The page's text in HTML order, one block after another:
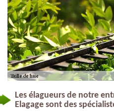
Les élagueurs de notre
Elagage sont des